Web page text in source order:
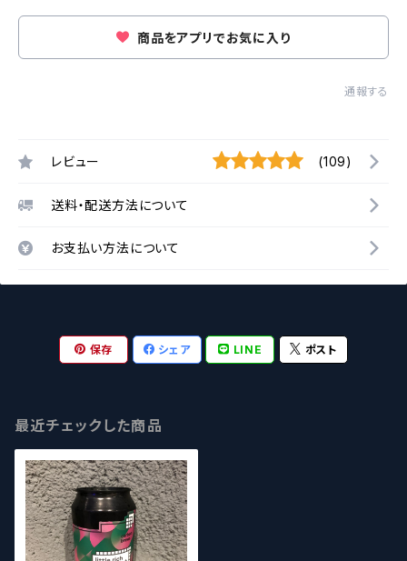
商品をアプリでお気に入り
通報する
レビュー (109)
送料・配送方法について
お支払い方法について
保存 シェア LINE ポスト
最近チェックした商品